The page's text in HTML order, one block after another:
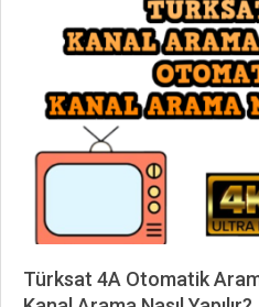
Türksat 4A Otomatik